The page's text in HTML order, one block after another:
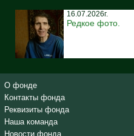
16.07.2026г.
Редкое фото.
О фонде
Контакты фонда
Реквизиты фонда
Наша команда
Новости фонда